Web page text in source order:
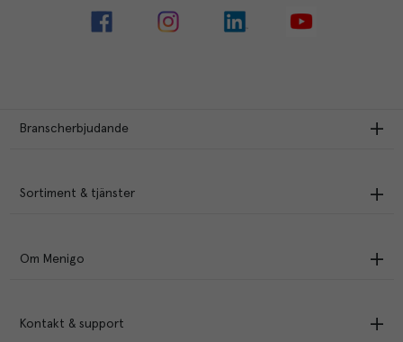
Branscherbjudande
Sortiment & tjänster
Om Menigo
Kontakt & support